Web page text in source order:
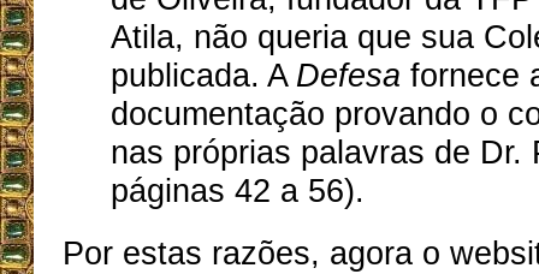
Atila, não queria que sua
publicada. A Defesa fornece
documentação provando o
nas próprias palavras de Dr.
páginas 42 a 56).
Por estas razões, agora o